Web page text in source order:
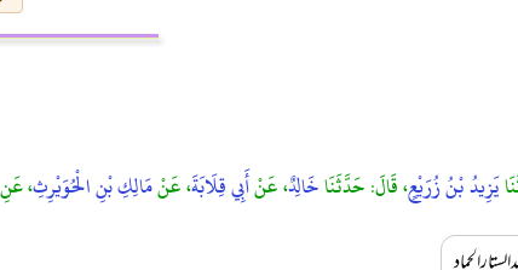
يَزِيدُ بْنُ زُرَيْعٍ، قَالَ: حَدَّثَنَاخَالِدٌ، عَنْأَبِي قِلَابَةَ، عَنْمَالِكِ بْنِ الْحُوَيْرِثِ،
الحماد